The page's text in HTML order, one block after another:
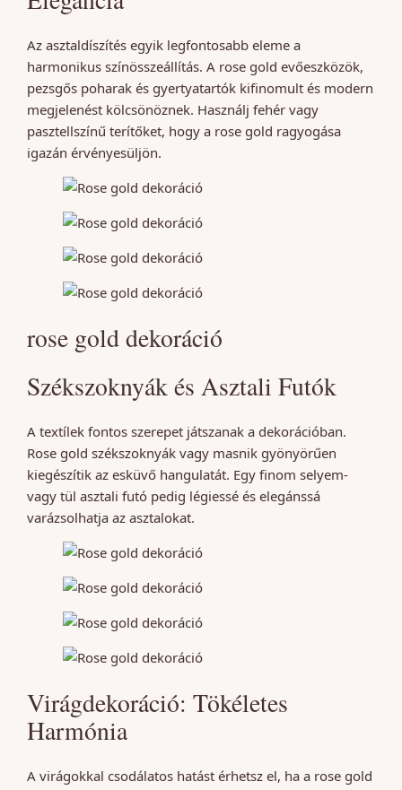
Az asztaldíszítés egyik legfontosabb eleme a
harmonikus színösszeállítás. A rose gold evőeszközök,
pezsgős poharak és gyertyatartók kifinomult és modern
megjelenést kölcsönöznek. Használj fehér vagy
pasztellszínű terítőket, hogy a rose gold ragyogása
igazán érvényesüljön.
rose gold dekoráció
Székszoknyák és Asztali Futók
A textílek fontos szerepet játszanak a dekorációban.
Rose gold székszoknyák vagy masnik gyönyörűen
kiegészítik az esküvő hangulatát. Egy finom selyem-
vagy tül asztali futó pedig légiessé és elegánssá
varázsolhatja az asztalokat.
Virágdekoráció: Tökéletes
Harmónia
A virágokkal csodálatos hatást érhetsz el, ha a rose gold